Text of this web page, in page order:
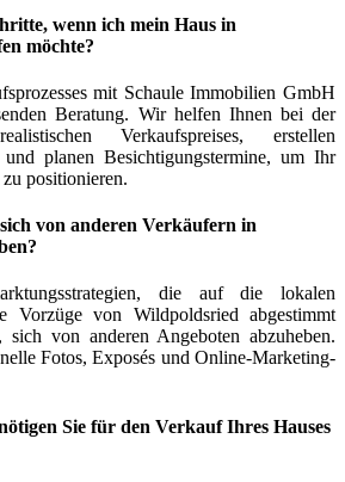
wenn ich mein Haus in
möchte?
mit Schaule Immobilien GmbH
Beratung. Wir helfen Ihnen bei der
Verkaufspreises, erstellen
und planen Besichtigungstermine, um Ihr
positionieren.
von anderen Verkäufern in
die auf die lokalen
Vorzüge von Wildpoldsried abgestimmt
von anderen Angeboten abzuheben.
Fotos, Exposés und Online-Marketing-
Sie für den Verkauf Ihres Hauses